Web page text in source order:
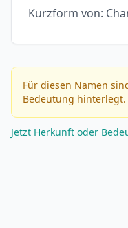
Kurzform von:
Für diesen Namen
Bedeutung hinterlegt.
Jetzt Herkunft oder